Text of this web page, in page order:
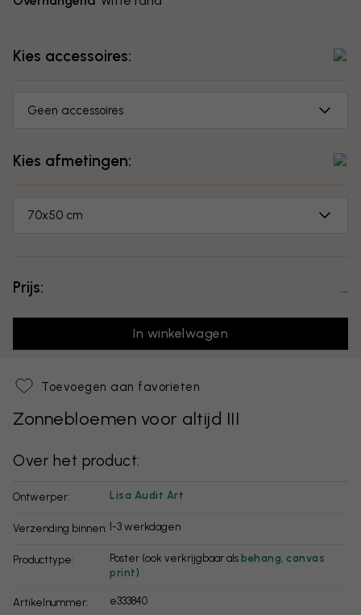
Kies accessoires:
Geen accessoires
Kies afmetingen:
70x50 cm
Prijs:
In winkelwagen
Toevoegen aan favorieten
Zonnebloemen voor altijd III
Over het product:
Ontwerper: Lisa Audit Art
Verzending binnen: 1-3 werkdagen
Producttype: Poster (ook verkrijgbaar als behang canvas
print)
Artikelnummer: e333840